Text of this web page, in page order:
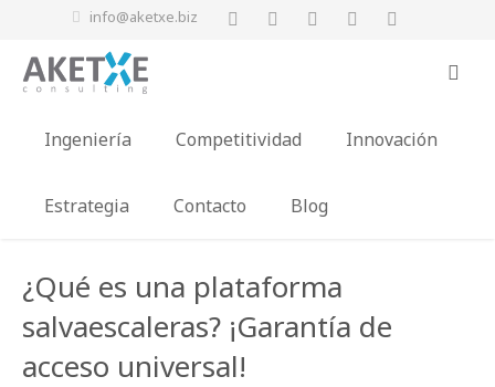
info@aketxe.biz
Ingeniería Competitividad Innovación
Estrategia Contacto Blog
¿Qué es una plataforma
salvaescaleras? ¡Garantía de
acceso universal!